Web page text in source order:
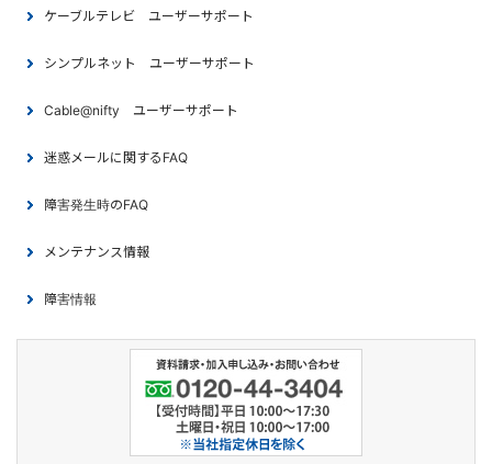
ケーブルテレビ ユーザーサポート
シンプルネット ユーザーサポート
Cable@nifty ユーザーサポート
迷惑メールに関するFAQ
障害発生時のFAQ
メンテナンス情報
障害情報